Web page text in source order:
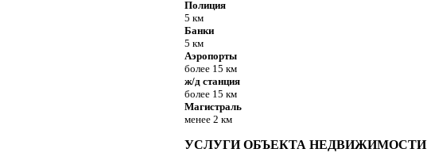
Полиция
5 км
Банки
5 км
Аэропорты
более 15 км
ж/д станция
более 15 км
Магистраль
менее 2 км
УСЛУГИ ОБЪЕКТА НЕДВИЖИМОСТИ